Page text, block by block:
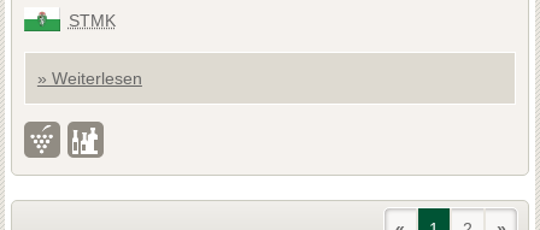
STMK
» Weiterlesen